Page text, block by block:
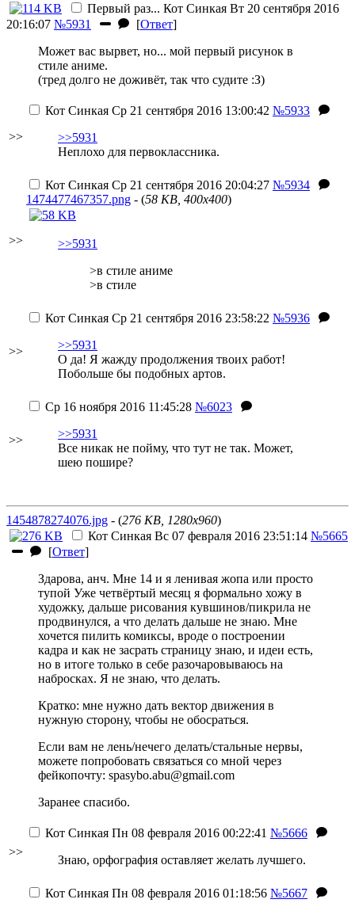
Первый раз... Кот Синкая Вт 20 сентября 2016
20:16:07 №5931 [Ответ]
Может вас вырвет, но... мой первый рисунок в
стиле аниме.
(тред долго не доживёт, так что судите :З)
>>
Кот Синкая Ср 21 сентября 2016 13:00:42 №5933
>>5931
Неплохо для первоклассника.
>>
Кот Синкая Ср 21 сентября 2016 20:04:27 №5934
1474477467357.png - (58 KB, 400x400)
>>5931
>в стиле аниме
>в стиле
>>
Кот Синкая Ср 21 сентября 2016 23:58:22 №5936
>>5931
О да! Я жажду продолжения твоих работ!
Побольше бы подобных артов.
>>
Ср 16 ноября 2016 11:45:28 №6023
>>5931
Все никак не пойму, что тут не так. Может,
шею пошире?
1454878274076.jpg - (276 KB, 1280x960)
Кот Синкая Вс 07 февраля 2016 23:51:14 №5665
[Ответ]
Здарова, анч. Мне 14 и я ленивая жопа или просто
тупой Уже четвёртый месяц я формально хожу в
художку, дальше рисования кувшинов/пикрила не
продвинулся, а что делать дальше не знаю. Мне
хочется пилить комиксы, вроде о построении
кадра и как не засрать страницу знаю, и идеи есть,
но в итоге только в себе разочаровываюсь на
набросках. Я не знаю, что делать.
Кратко: мне нужно дать вектор движения в
нужную сторону, чтобы не обосраться.
Если вам не лень/нечего делать/стальные нервы,
можете попробовать связаться со мной через
фейкопочту: spasybo.abu@gmail.com
Заранее спасибо.
>>
Кот Синкая Пн 08 февраля 2016 00:22:41 №5666
Знаю, орфография оставляет желать лучшего.
Кот Синкая Пн 08 февраля 2016 01:18:56 №5667